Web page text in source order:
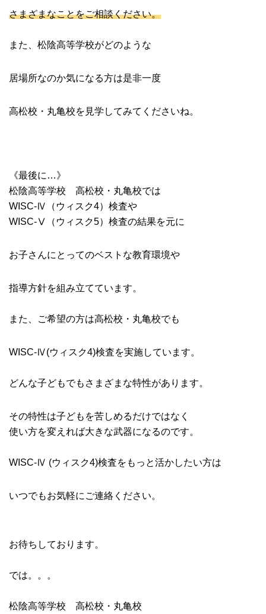
さまざまなことをご相談ください。
また、松陰高等学校がどのような
居場所なのか気になる方は是非一度
高松校・丸亀校を見学してみてくださいね。
《最後に…》
松陰高等学校 高松校・丸亀校では
WISC-Ⅳ（ウィスク4）検査や
WISC-Ⅴ（ウィスク5）検査の結果を元に
お子さんにとってのベストな教育環境や
指導方針を組み立てています。
また、ご希望の方は高松校・丸亀校でも
WISC-Ⅳ(ウィスク4)検査を実施しています。
どんな子どもでもさまざまな特性があります。
その特性は子どもを苦しめるだけではなく
使い方を変えれば大きな武器になるのです。
WISC-Ⅳ (ウィスク4)検査をもっと活かしたい方は
いつでもお気軽にご連絡ください。
お待ちしております。
では。。。
松陰高等学校 高松校・丸亀校